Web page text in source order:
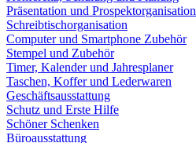
Präsentation und Prospektorganisation
Schreibtischorganisation
Computer und Smartphone Zubehör
Stempel und Zubehör
Timer, Kalender und Jahresplaner
Taschen, Koffer und Lederwaren
Geschäftsausstattung
Schutz und Erste Hilfe
Schöner Schenken
Büroausstattung